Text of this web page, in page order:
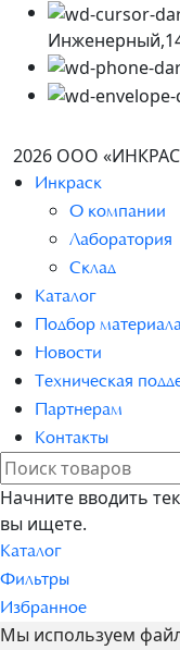
2026 ООО
Инкраск
О компании
Лаборатория
Склад
Каталог
Подбор
Новости
Техническая
Партнерам
Контакты
Начните вводить
вы ищете.
Каталог
Фильтры
Избранное
Мы используем